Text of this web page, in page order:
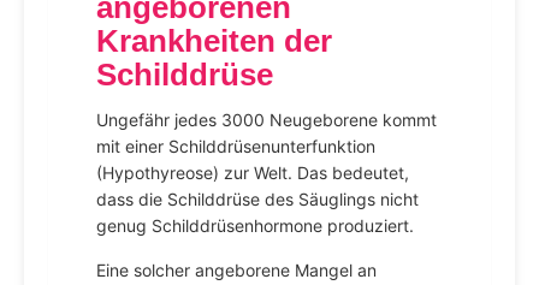
angeborenen
Krankheiten der
Schilddrüse
Ungefähr jedes 3000 Neugeborene kommt
mit einer Schilddrüsenunterfunktion
(Hypothyreose) zur Welt. Das bedeutet,
dass die Schilddrüse des Säuglings nicht
genug Schilddrüsenhormone produziert.
Eine solcher angeborene Mangel an